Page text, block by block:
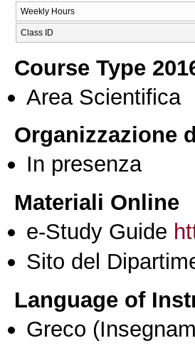
Weekly Hours
Class ID
Course Type
Area Scientifica
Organizzazione
In presenza
Materiali Online
e-Study Guide
Sito del
Language of
Greco